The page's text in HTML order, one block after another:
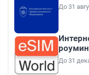
До 31
До 31